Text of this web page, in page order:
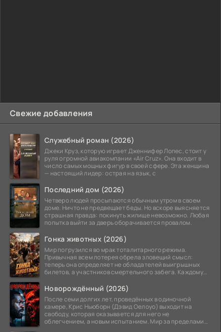
Свежие добавления
Служебный роман (2026)
Джеки Круз, которую играет Дженнифер Лопес, стоит у
руля огромной авиакомпании «Air Cruz». Она входит в
число самых мощных фигур в своей сфере. Эта женщина
— настоящий лидер: острая на язык, с
Последний дом (2026)
Четверо людей просыпаются обычным утром в своем
доме. Ничто не предвещает беды. Но вскоре выясняется
страшная правда: покинуть жилище невозможно. Любая
попытка выйти за дверь оборачивается провалом.
Гонка животных (2026)
Мир погрузился во мрак тоталитарного режима.
Привычная всем лотерея обрела зловещий смысл:
теперь она определяет не обладателей выигрышных
билетов, а участников смертельного забега. Каждому
Новорождённый (2026)
После семи долгих лет, проведённых в одиночной
камере, Крис Ньюборн (Дэвид Оелоуо) выходит на
свободу, которая оказывается для него не
облегчением, а новым испытанием. Мир за пределами